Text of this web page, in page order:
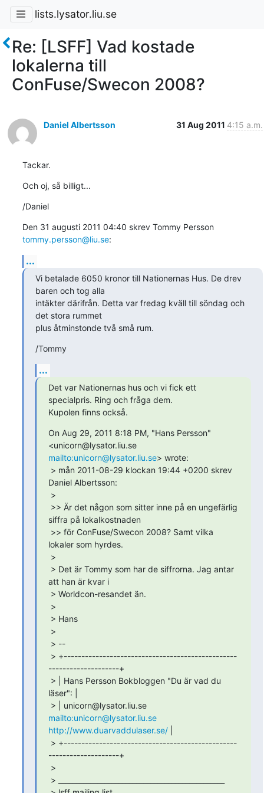
lists.lysator.liu.se
Re: [LSFF] Vad kostade
lokalerna till
ConFuse/Swecon 2008?
Daniel Albertsson 31 Aug 2011 4:15 a.m.
Tackar.
Och oj, så billigt...
/Daniel
Den 31 augusti 2011 04:40 skrev Tommy Persson
tommy.persson@liu.se:
...
Vi betalade 6050 kronor till Nationernas Hus. De drev
baren och tog alla
intäkter därifrån. Detta var fredag kväll till söndag och
det stora rummet
plus åtminstonde två små rum.
/Tommy
...
Det var Nationernas hus och vi fick ett
specialpris. Ring och fråga dem.
Kupolen finns också.
On Aug 29, 2011 8:18 PM, "Hans Persson"
<unicorn@lysator.liu.se
mailto:unicorn@lysator.liu.se> wrote:
> mån 2011-08-29 klockan 19:44 +0200 skrev
Daniel Albertsson:
>
>> Är det någon som sitter inne på en ungefärlig
siffra på lokalkostnaden
>> för ConFuse/Swecon 2008? Samt vilka
lokaler som hyrdes.
>
> Det är Tommy som har de siffrorna. Jag antar
att han är kvar i
> Worldcon-resandet än.
>
> Hans
>
> --
> +-------------------------------------------------
--------------------+
> | Hans Persson Bokbloggen "Du är vad du
läser": |
> | unicorn@lysator.liu.se
mailto:unicorn@lysator.liu.se
http://www.duarvaddulaser.se/ |
> +-------------------------------------------------
--------------------+
>
> _______________________________________________